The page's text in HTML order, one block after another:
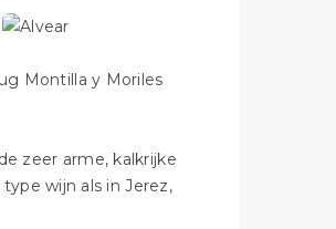
Montilla y Moriles
zeer arme, kalkrijke
wijn als in Jerez,